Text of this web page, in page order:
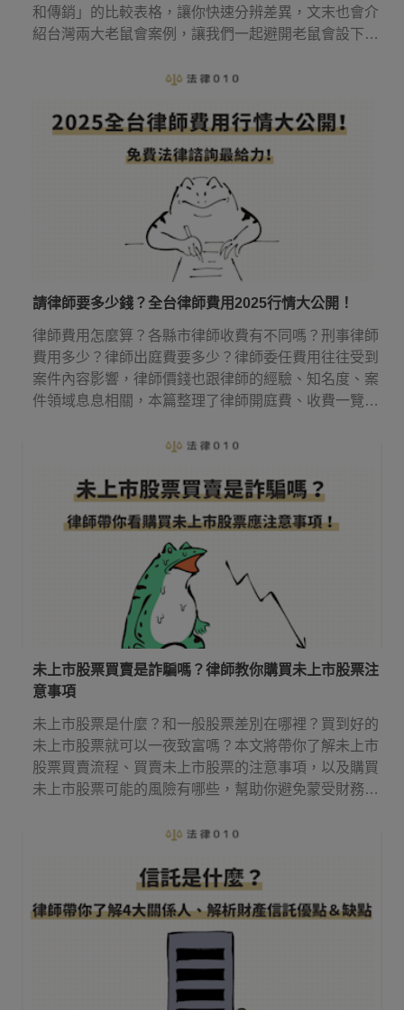
和傳銷」的比較表格，讓你快速分辨差異，文末也會介
紹台灣兩大老鼠會案例，讓我們一起避開老鼠會設下的
請律師要多少錢？全台律師費用2025行情大公開！
律師費用怎麼算？各縣市律師收費有不同嗎？刑事律師
費用多少？律師出庭費要多少？律師委任費用往往受到
案件內容影響，律師價錢也跟律師的經驗、知名度、案
件領域息息相關，本篇整理了律師開庭費、收費一覽表
未上市股票買賣是詐騙嗎？律師教你購買未上市股票注
意事項
未上市股票是什麼？和一般股票差別在哪裡？買到好的
未上市股票就可以一夜致富嗎？本文將帶你了解未上市
股票買賣流程、買賣未上市股票的注意事項，以及購買
未上市股票可能的風險有哪些，幫助你避免蒙受財務損